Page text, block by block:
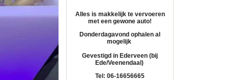
Alles is makkelijk te vervoeren
met een gewone auto!
Donderdagavond ophalen al
mogelijk
Gevestigd in Ederveen (bij
Ede/Veenendaal)
Tel: 06-16656665